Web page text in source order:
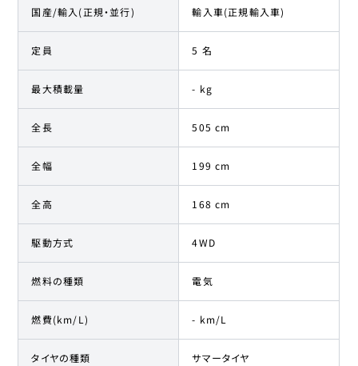
国産/輸入(正規・並行) 輸入車(正規輸入車)
定員 5 名
最大積載量 - kg
全長 505 cm
全幅 199 cm
全高 168 cm
駆動方式 4WD
燃料の種類 電気
燃費(km/L) - km/L
タイヤの種類 サマータイヤ